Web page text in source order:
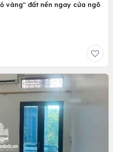
vàng" đất nền ngay cửa ngõ